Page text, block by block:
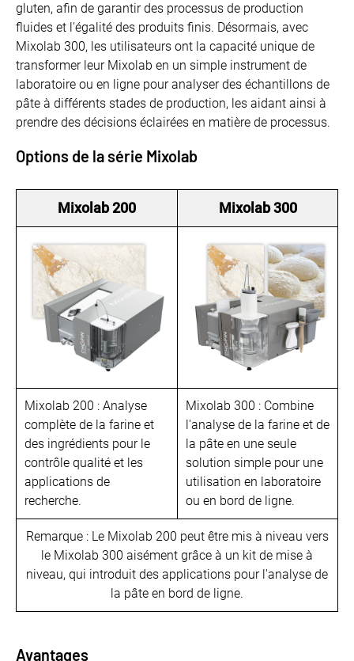
gluten, afin de garantir des processus de production
fluides et l'égalité des produits finis. Désormais, avec
Mixolab 300, les utilisateurs ont la capacité unique de
transformer leur Mixolab en un simple instrument de
laboratoire ou en ligne pour analyser des échantillons de
pâte à différents stades de production, les aidant ainsi à
prendre des décisions éclairées en matière de processus.
Options de la série Mixolab
Mixolab 200 Mixolab 300
Mixolab 200 : Analyse
complète de la farine et
des ingrédients pour le
contrôle qualité et les
applications de
recherche.
Mixolab 300 : Combine
l'analyse de la farine et de
la pâte en une seule
solution simple pour une
utilisation en laboratoire
ou en bord de ligne.
Remarque : Le Mixolab 200 peut être mis à niveau vers
le Mixolab 300 aisément grâce à un kit de mise à
niveau, qui introduit des applications pour l'analyse de
la pâte en bord de ligne.
Avantages